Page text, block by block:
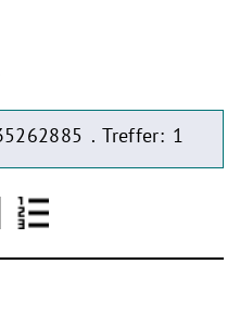
. Treffer: 1